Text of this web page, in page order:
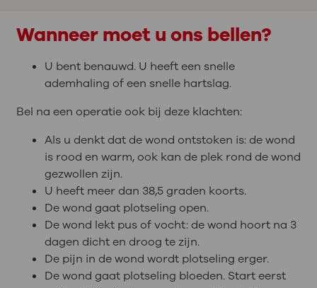
Wanneer moet u ons bellen?
U bent benauwd. U heeft een snelle
ademhaling of een snelle hartslag.
Bel na een operatie ook bij deze klachten:
Als u denkt dat de wond ontstoken is: de wond
is rood en warm, ook kan de plek rond de wond
gezwollen zijn.
U heeft meer dan 38,5 graden koorts.
De wond gaat plotseling open.
De wond lekt pus of vocht: de wond hoort na 3
dagen dicht en droog te zijn.
De pijn in de wond wordt plotseling erger.
De wond gaat plotseling bloeden. Start eerst